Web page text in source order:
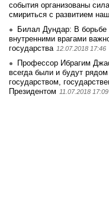
события организованы
смириться с развитием
Билал Дундар: В
внутренними врагами
государства 12.07.2018 17:46
Профессор Ибрагим
всегда были и будут
государством,
Президентом 11.07.2018 17:09